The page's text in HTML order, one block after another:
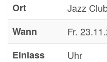
Ort
Jazz
Wann
Fr.
Einlass
Uhr